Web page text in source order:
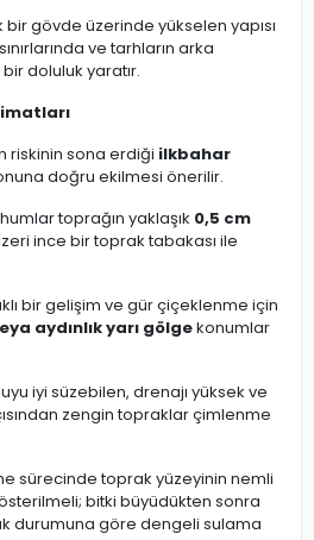
bir gövde üzerinde yükselen yapısı
ve tarhların arka
bir doluluk yaratır.
riskinin sona erdiği ilkbahar
doğru ekilmesi önerilir.
toprağın yaklaşık 0,5 cm
ince bir toprak tabakası ile
bir gelişim ve gür çiçeklenme için
aydınlık yarı gölgekonumlar
iyi süzebilen, drenajı yüksek ve
zengin topraklar çimlenme
sürecinde toprak yüzeyinin nemli
bitki büyüdükten sonra
durumuna göre dengeli sulama